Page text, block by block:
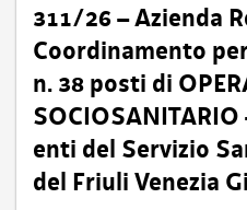
311/26 – Azienda
Coordinamento
n. 38 posti di
enti del Servizio
del Friuli Venezia